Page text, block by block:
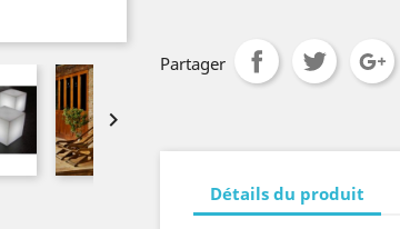

Partager
Détails du produit